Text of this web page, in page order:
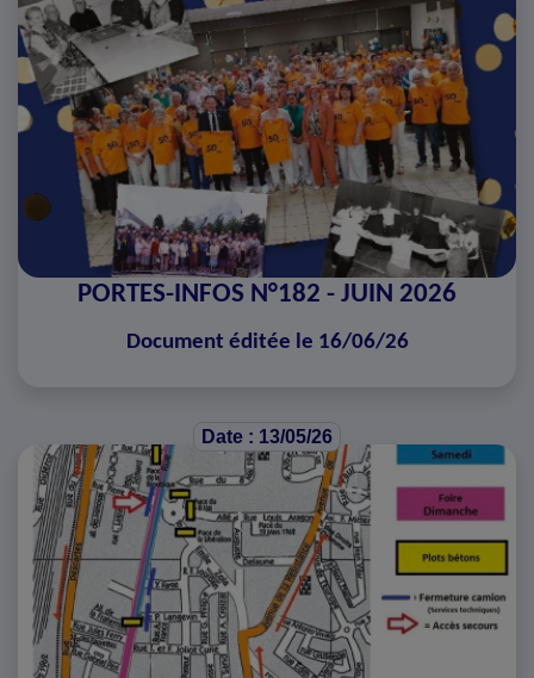
PORTES-INFOS N°182 - JUIN 2026
Document éditée le 16/06/26
Date : 13/05/26